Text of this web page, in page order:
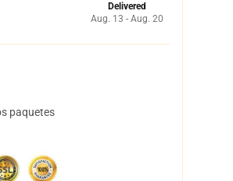
Delivered
Aug. 13 - Aug. 20
paquetes